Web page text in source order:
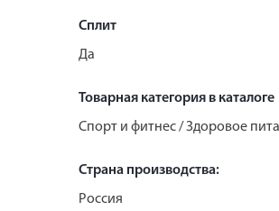
Сплит
Да
Товарная категория в каталоге
Спорт и фитнес / Здоровое
Страна производства:
Россия